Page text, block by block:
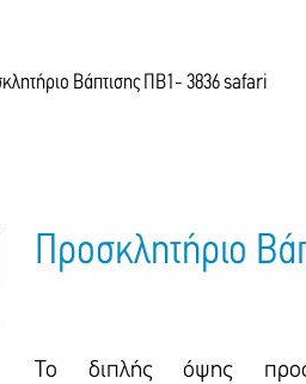
Βάπτισης ΠΒ1- 3836 safari
Προσκλητήριο
Το διπλής όψης